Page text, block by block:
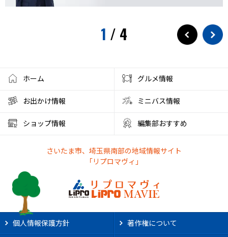
1 / 4
ホーム グルメ情報
お出かけ情報 ミニバス情報
ショップ情報 編集部おすすめ
さいたま市、埼玉県南部の地域情報サイト
「リプロマヴィ」
個人情報保護方針 著作権について